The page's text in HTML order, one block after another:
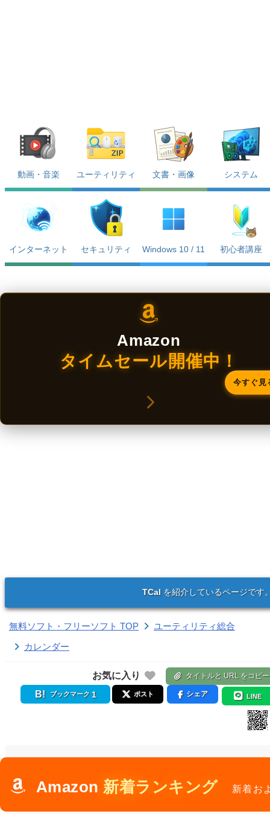
動画・音楽 ユーティリティ 文書・画像 システム
インターネット セキュリティ Windows 10 / 11 初心者講座
Amazon
タイムセール開催中！
今すぐ見
TCalを紹介しているページです
無料ソフト・フリーソフト TOP
ユーティリティ総合
カレンダー
お気に入り タイトルと URL をコピー
ブックマーク 1 ポスト シェア LINE
Amazon 新着ランキング 新着お